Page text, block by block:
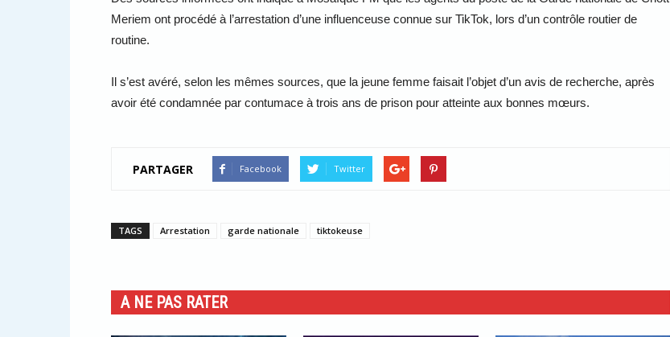
Meriem ont procédé à l’arrestation d’une influenceuse connue sur TikTok, lors d’un contrôle routier de
routine.
Il s’est avéré, selon les mêmes sources, que la jeune femme faisait l’objet d’un avis de recherche, après
avoir été condamnée par contumace à trois ans de prison pour atteinte aux bonnes mœurs.
PARTAGER Facebook Twitter
TAGS Arrestation garde nationale tiktokeuse
A NE PAS RATER